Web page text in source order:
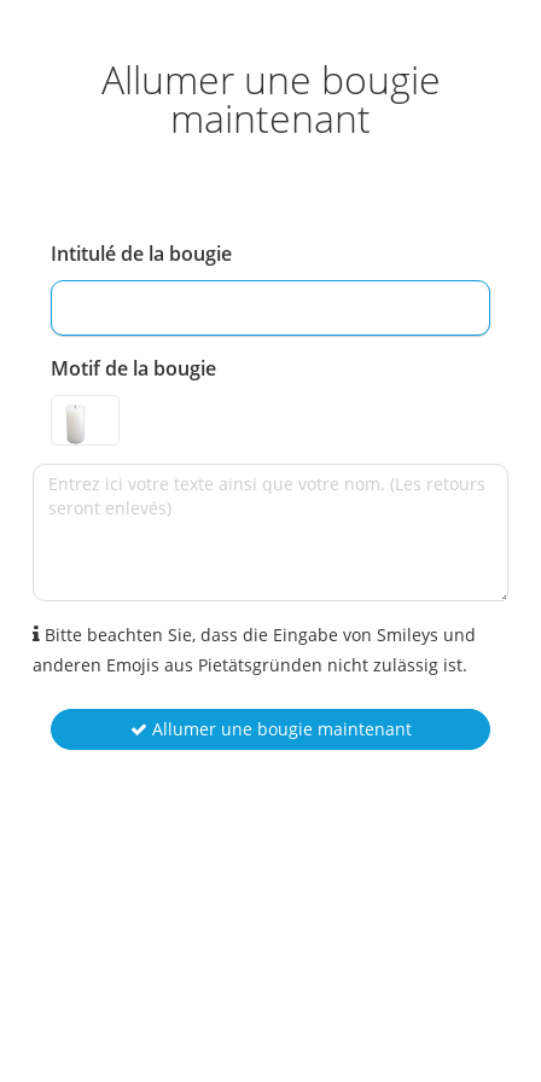
Allumer une bougie
maintenant
Intitulé de la bougie
Motif de la bougie
Bitte beachten Sie, dass die Eingabe von Smileys und
anderen Emojis aus Pietätsgründen nicht zulässig ist.
Allumer une bougie maintenant